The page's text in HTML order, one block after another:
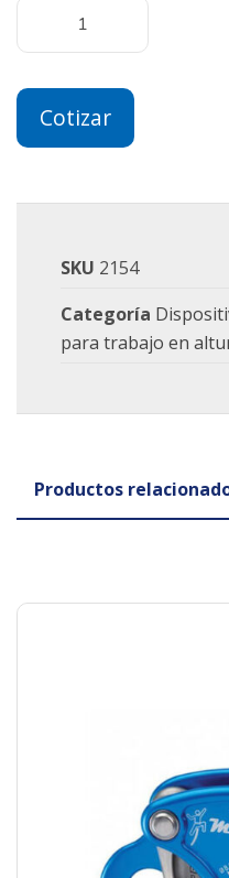
Cotizar
SKU 2154
Categoría
para trabajo en
Productos